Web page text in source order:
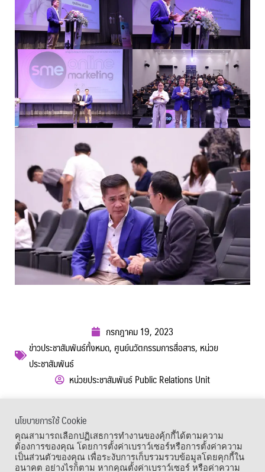
กรกฎาคม 19, 2023
ข่าวประชาสัมพันธ์ทั้งหมด, ศูนย์นวัตกรรมการสื่อสาร, หน่วย
ประชาสัมพันธ์
หน่วยประชาสัมพันธ์ Public Relations Unit
เมนูลัด
นโยบายการใช้ Cookie
คุณสามารถเลือกปฏิเสธการทำงานของคุ้กกี้ได้ตามความ
ต้องการของคุณ โดยการตั้งค่าเบราว์เซอร์หรือการตั้งค่าความ
เป็นส่วนตัวของคุณ เพื่อระงับการเก็บรวมรวบข้อมูลโดยคุกกี้ใน
อนาคต อย่างไรก็ตาม หากคุณตั้งค่าเบราว์เซอร์ หรือค่าความ